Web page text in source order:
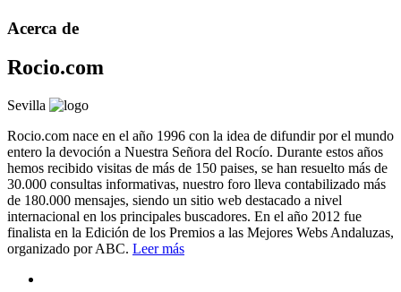
Acerca de
Rocio.com
Sevilla
Rocio.com nace en el año 1996 con la idea de difundir por el mundo
entero la devoción a Nuestra Señora del Rocío. Durante estos años
hemos recibido visitas de más de 150 paises, se han resuelto más de
30.000 consultas informativas, nuestro foro lleva contabilizado más
de 180.000 mensajes, siendo un sitio web destacado a nivel
internacional en los principales buscadores. En el año 2012 fue
finalista en la Edición de los Premios a las Mejores Webs Andaluzas,
organizado por ABC. Leer más